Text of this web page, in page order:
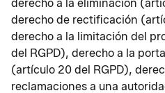
derecho a la eliminación
derecho de rectificación
derecho a la limitación del
del RGPD), derecho a la
(artículo 20 del RGPD),
reclamaciones a una